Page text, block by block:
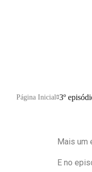
Página Inicial 3º
Mais um
E no